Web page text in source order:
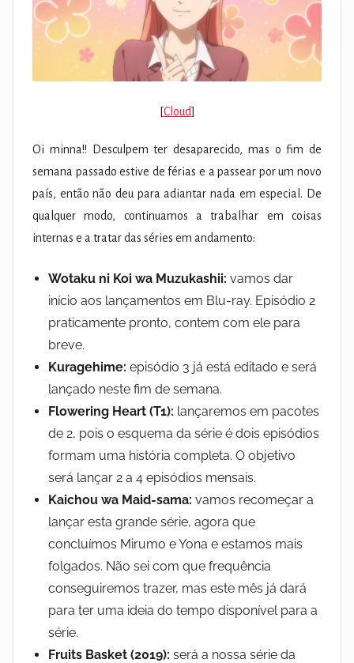
[Cloud]
Oi minna!! Desculpem ter desaparecido, mas o fim de
semana passado estive de férias e a passear por um novo
país, então não deu para adiantar nada em especial. De
qualquer modo, continuamos a trabalhar em coisas
internas e a tratar das séries em andamento:
Wotaku ni Koi wa Muzukashii: vamos dar
início aos lançamentos em Blu-ray. Episódio 2
praticamente pronto, contem com ele para
breve.
Kuragehime: episódio 3 já está editado e será
lançado neste fim de semana.
Flowering Heart (T1): lançaremos em pacotes
de 2, pois o esquema da série é dois episódios
formam uma história completa. O objetivo
será lançar 2 a 4 episódios mensais.
Kaichou wa Maid-sama: vamos recomeçar a
lançar esta grande série, agora que
concluímos Mirumo e Yona e estamos mais
folgados. Não sei com que frequência
conseguiremos trazer, mas este mês já dará
para ter uma ideia do tempo disponível para a
série.
Fruits Basket (2019): será a nossa série da